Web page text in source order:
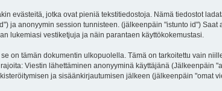
evästeitä, jotka ovat pieniä tekstitiedostoja. Nämä tiedostot
ja anonyymin session tunnisteen. (jälkeenpäin "istunto id") Saat
lukemiasi vestiketjuja ja näin parantaen käyttökokemustasi.
on tämän dokumentin ulkopuolella. Tämä on tarkoitettu vain
Viestin lähettäminen anonyyminä käyttäjänä (Jälkeenpäin
ja sisäänkirjautumisen jälkeen (jälkeenpäin "omat